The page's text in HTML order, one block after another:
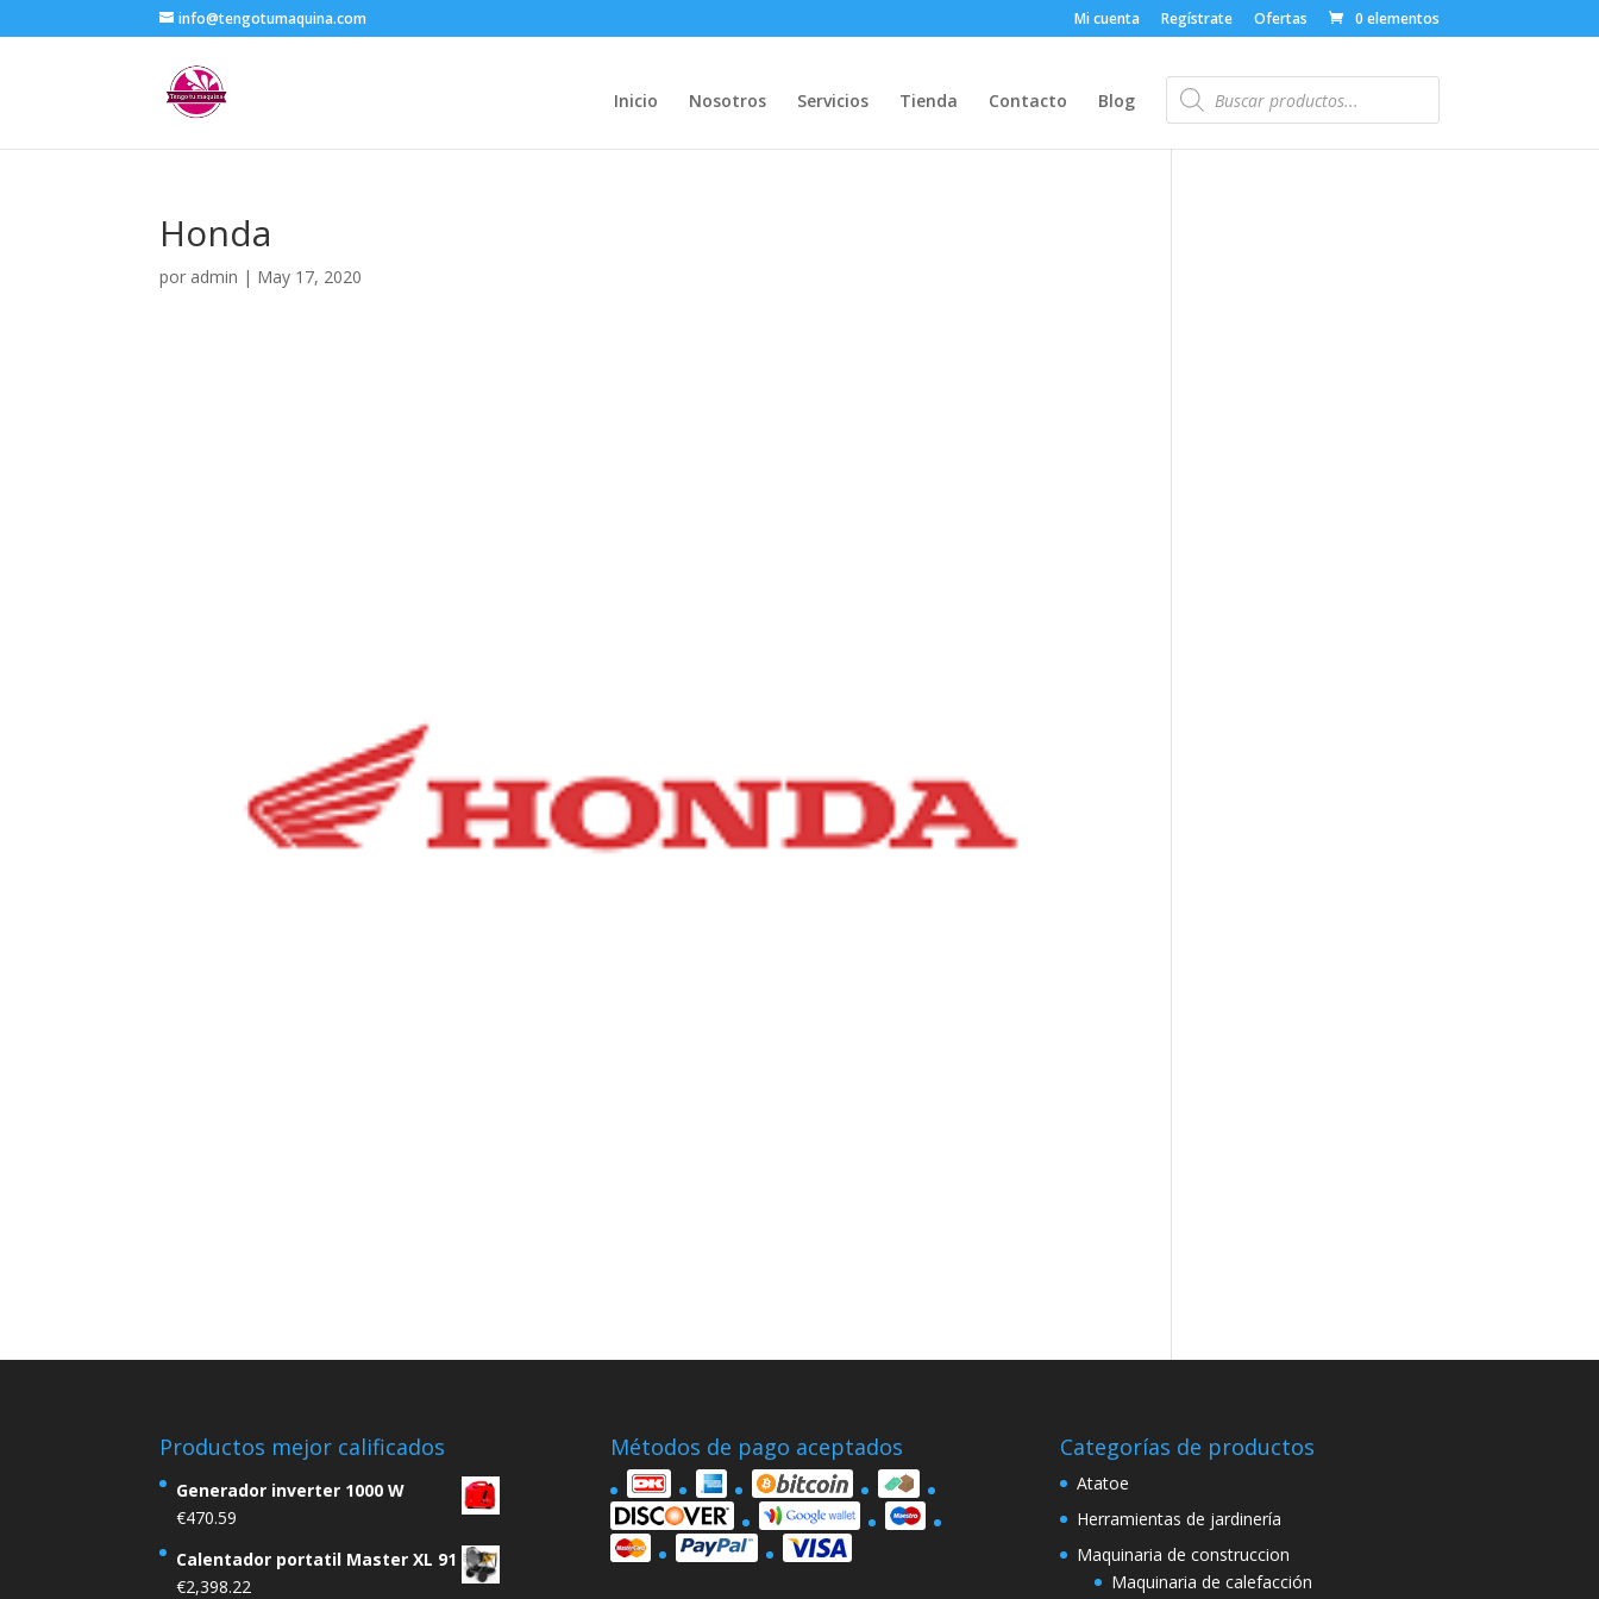
info@tengotumaquina.com Mi cuenta Regístrate Ofertas 0 elementos
Inicio Nosotros Servicios Tienda Contacto Blog
Búsqueda
de
productos
Honda
por admin | May 17, 2020
Productos mejor calificados
Generador inverter 1000 W
€470.59
Calentador portatil Master XL 91
€2,398.22
Métodos de pago aceptados Categorías de productos
Atatoe
Herramientas de jardinería
Maquinaria de construccion
Maquinaria de calefacción